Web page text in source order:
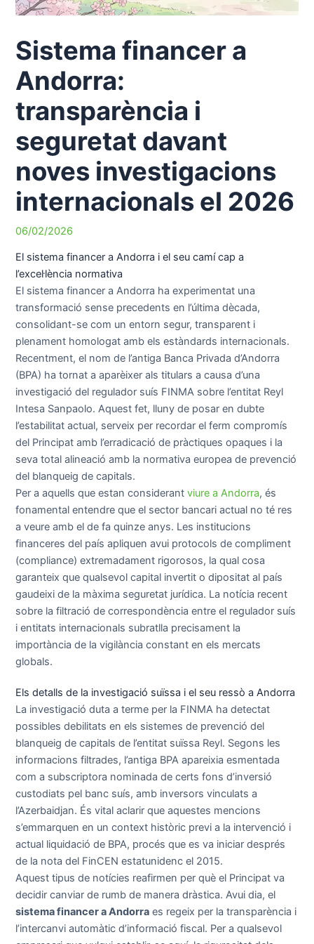
Sistema financer a
Andorra:
transparència i
seguretat davant
noves investigacions
internacionals el 2026
06/02/2026
El sistema financer a Andorra i el seu camí cap a
l’excel·lència normativa
El sistema financer a Andorra ha experimentat una
transformació sense precedents en l’última dècada,
consolidant-se com un entorn segur, transparent i
plenament homologat amb els estàndards internacionals.
Recentment, el nom de l’antiga Banca Privada d’Andorra
(BPA) ha tornat a aparèixer als titulars a causa d’una
investigació del regulador suís FINMA sobre l’entitat Reyl
Intesa Sanpaolo. Aquest fet, lluny de posar en dubte
l’estabilitat actual, serveix per recordar el ferm compromís
del Principat amb l’erradicació de pràctiques opaques i la
seva total alineació amb la normativa europea de prevenció
del blanqueig de capitals.
Per a aquells que estan considerantviure a Andorra, és
fonamental entendre que el sector bancari actual no té res
a veure amb el de fa quinze anys. Les institucions
financeres del país apliquen avui protocols de compliment
(compliance) extremadament rigorosos, la qual cosa
garanteix que qualsevol capital invertit o dipositat al país
gaudeixi de la màxima seguretat jurídica. La notícia recent
sobre la filtració de correspondència entre el regulador suís
i entitats internacionals subratlla precisament la
importància de la vigilància constant en els mercats
globals.
Els detalls de la investigació suïssa i el seu ressò a Andorra
La investigació duta a terme per la FINMA ha detectat
possibles debilitats en els sistemes de prevenció del
blanqueig de capitals de l’entitat suïssa Reyl. Segons les
informacions filtrades, l’antiga BPA apareixia esmentada
com a subscriptora nominada de certs fons d’inversió
custodiats pel banc suís, amb inversors vinculats a
l’Azerbaidjan. És vital aclarir que aquestes mencions
s’emmarquen en un context històric previ a la intervenció i
actual liquidació de BPA, procés que es va iniciar després
de la nota del FinCEN estatunidenc el 2015.
Aquest tipus de notícies reafirmen per què el Principat va
decidir canviar de rumb de manera dràstica. Avui dia, el
sistema financer a Andorra es regeix per la transparència i
l’intercanvi automàtic d’informació fiscal. Per a qualsevol